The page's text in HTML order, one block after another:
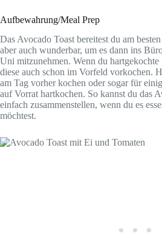
Aufbewahrung/Meal Prep
Das Avocado Toast bereitest du am
aber auch wunderbar, um es dann ins
Uni mitzunehmen. Wenn du
diese auch schon im Vorfeld vorkochen.
am Tag vorher kochen oder sogar für
auf Vorrat hartkochen. So kannst du das
einfach zusammenstellen, wenn du es
möchtest.